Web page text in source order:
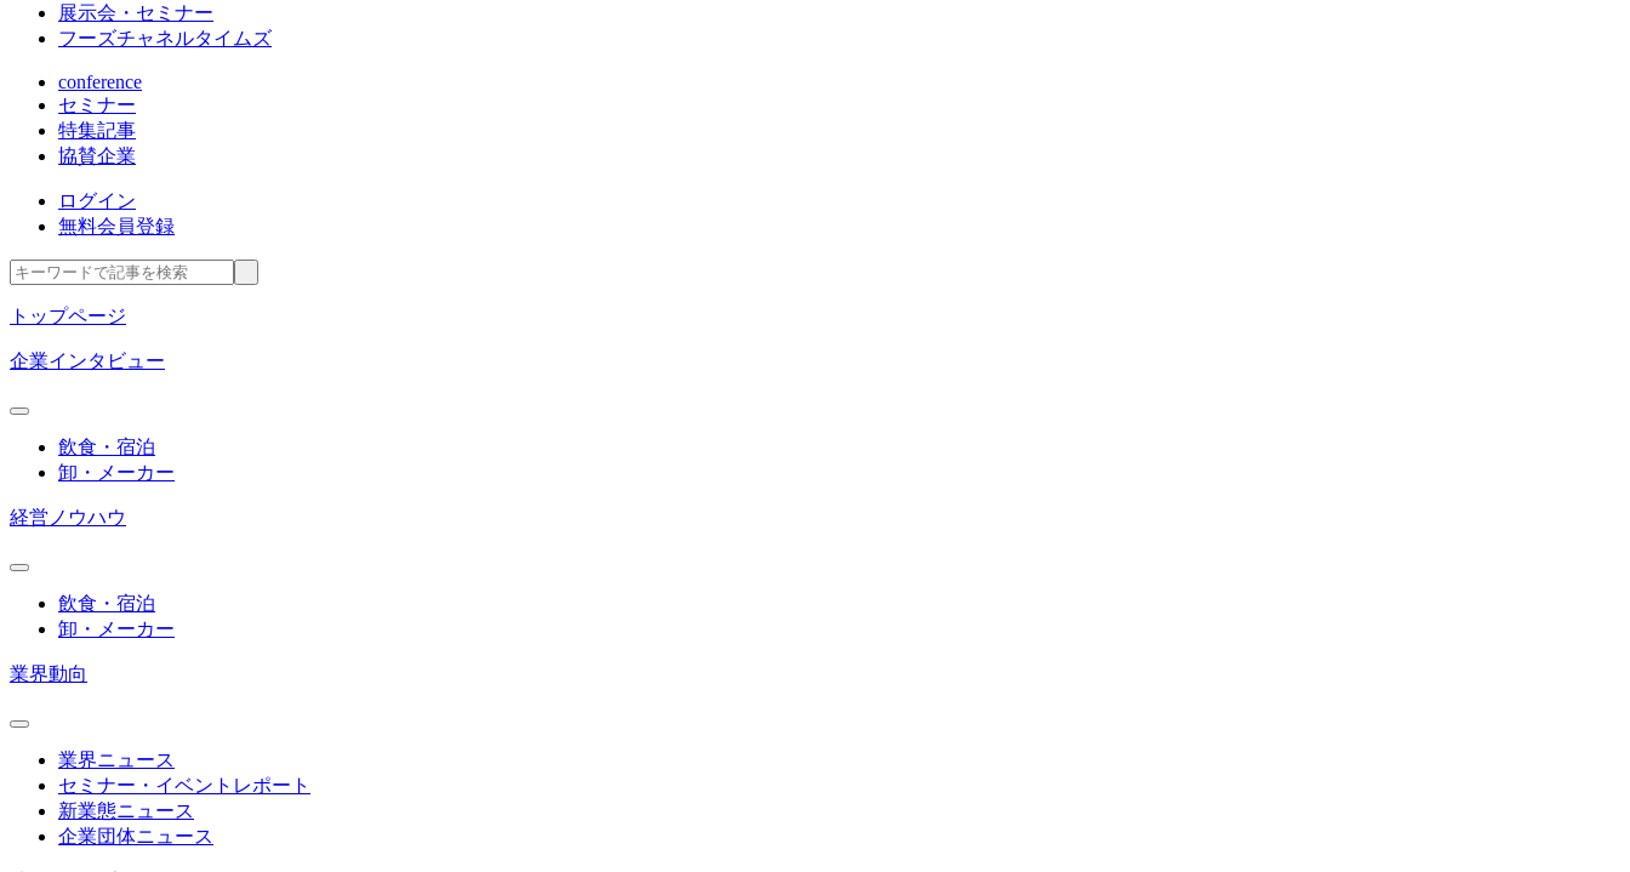
展示会・セミナー
フーズチャネルタイムズ
conference
セミナー
特集記事
協賛企業
ログイン
無料会員登録
トップページ
企業インタビュー
飲食・宿泊
卸・メーカー
経営ノウハウ
飲食・宿泊
卸・メーカー
業界動向
業界ニュース
セミナー・イベントレポート
新業態ニュース
企業団体ニュース